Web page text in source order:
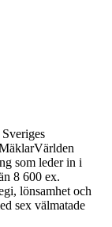
som leder in i
8 600 ex.
lönsamhet och
sex välmatade